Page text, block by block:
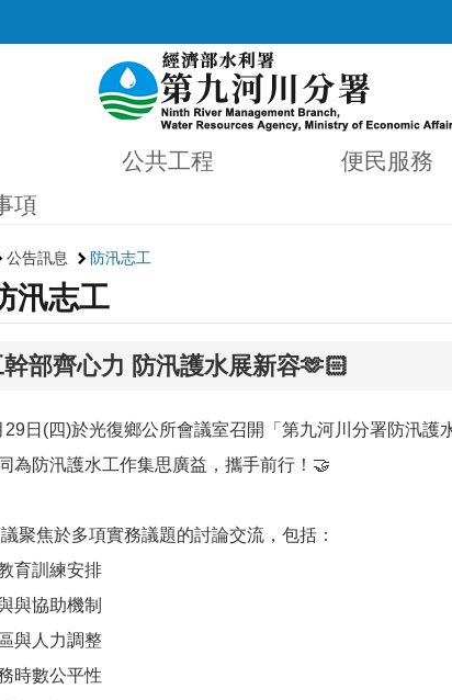
公共工程 便民服務
項
公告訊息 防汛志工
汛志工
部齊心力 防汛護水展新容🫶🏻
29日(四)於光復鄉公所會議室召開「第九河川分署防汛
為防汛護水工作集思廣益，攜手前行！🤝
聚焦於多項實務議題的討論交流，包括：
育訓練安排
與協助機制
與人力調整
時數公平性